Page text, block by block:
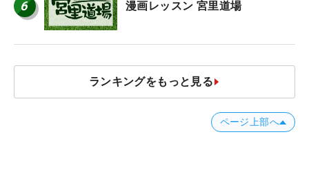
6 漫画レッスン 宮里道場
ランキングをもっと見る
ページ上部へ